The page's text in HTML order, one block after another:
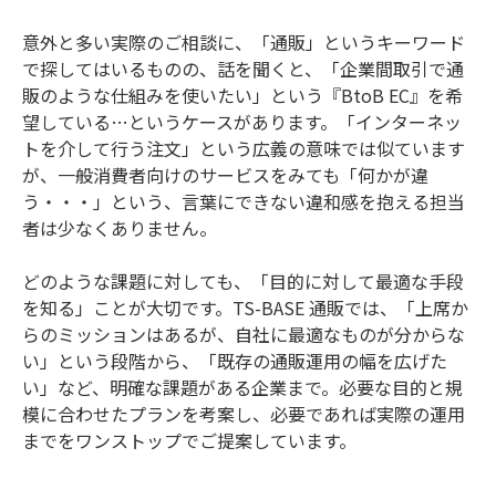
意外と多い実際のご相談に、「通販」というキーワード
で探してはいるものの、話を聞くと、「企業間取引で通
販のような仕組みを使いたい」という『BtoB EC』を希
望している…というケースがあります。「インターネッ
トを介して行う注文」という広義の意味では似ています
が、一般消費者向けのサービスをみても「何かが違
う・・・」という、言葉にできない違和感を抱える担当
者は少なくありません。
どのような課題に対しても、「目的に対して最適な手段
を知る」ことが大切です。TS-BASE 通販では、「上席か
らのミッションはあるが、自社に最適なものが分からな
い」という段階から、「既存の通販運用の幅を広げた
い」など、明確な課題がある企業まで。必要な目的と規
模に合わせたプランを考案し、必要であれば実際の運用
までをワンストップでご提案しています。